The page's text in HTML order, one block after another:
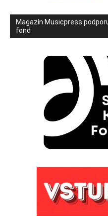
Magazín Musicpress
fond